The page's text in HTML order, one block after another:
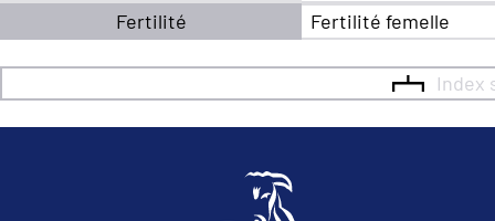
Fertilité
Fertilité femelle
Index